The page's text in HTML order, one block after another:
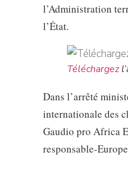
l’Administration
l’État.
Téléchargez
Dans l’arrêté
internationale des
Gaudio pro Africa
responsable-